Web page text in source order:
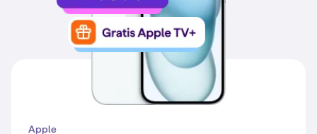
Apple